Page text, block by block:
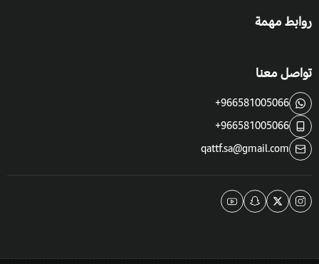
روابط مهمة
تواصل معنا
+966581005066
+966581005066
qattf.sa@gmail.com